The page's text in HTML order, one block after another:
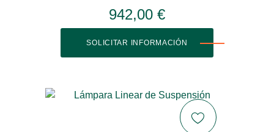
942,00 €
SOLICITAR INFORMACIÓN